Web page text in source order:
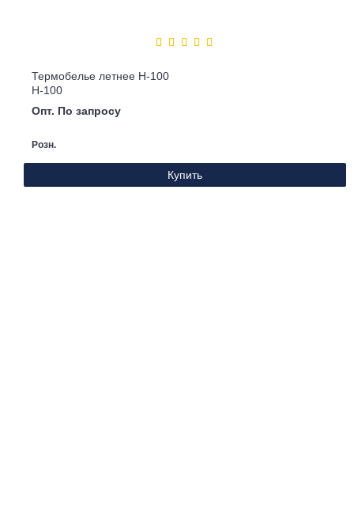
Термобелье летнее Н-100
Н-100
Опт. По запросу
Розн.
Купить